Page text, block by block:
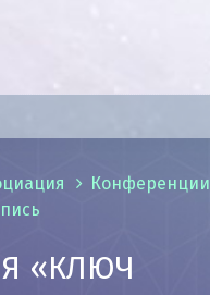
Конференции
«КЛЮЧ